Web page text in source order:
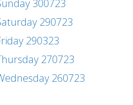
300723
290723
290323
270723
260723